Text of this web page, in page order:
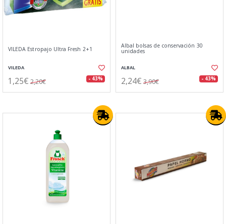
VILEDA Estropajo Ultra Fresh 2+1
VILEDA
1,25€ 2,20€ - 43%
Albal bolsas de conservación 30
unidades
ALBAL
2,24€ 3,90€ - 43%